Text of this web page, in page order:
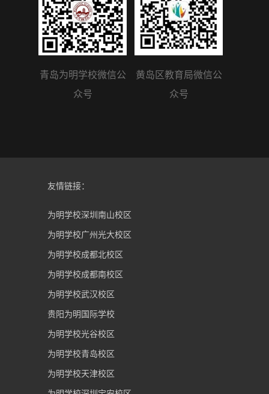
青岛为明学校微信公
众号
黄岛区教育局微信公
众号
友情链接：
为明学校深圳南山校区
为明学校广州光大校区
为明学校成都北校区
为明学校成都南校区
为明学校武汉校区
贵阳为明国际学校
为明学校光谷校区
为明学校青岛校区
为明学校天津校区